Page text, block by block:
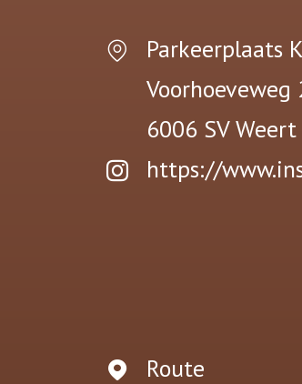
Parkeerplaats
Voorhoeveweg
6006 SV Weert
https://
Route